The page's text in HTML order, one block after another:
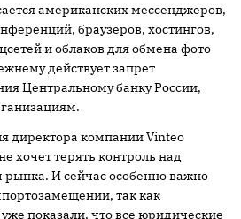
американских мессенджеров,
браузеров, хостингов,
и облаков для обмена фото
действует запрет
Центральному банку России,
директора компании Vinteo
хочет терять контроль над
И сейчас особенно важно
так как
показали, что все юридические